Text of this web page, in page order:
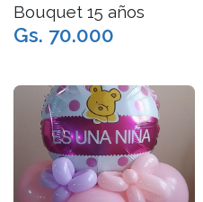
Bouquet 15 años
Gs. 70.000